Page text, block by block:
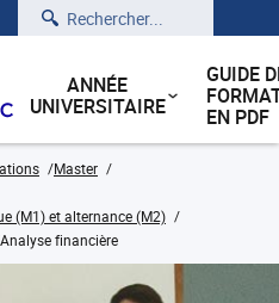
Rechercher
ANNÉE
UNIVERSITAIRE
GUIDE
EN PDF
Master
(M1) et alternance (M2)
Analyse financière